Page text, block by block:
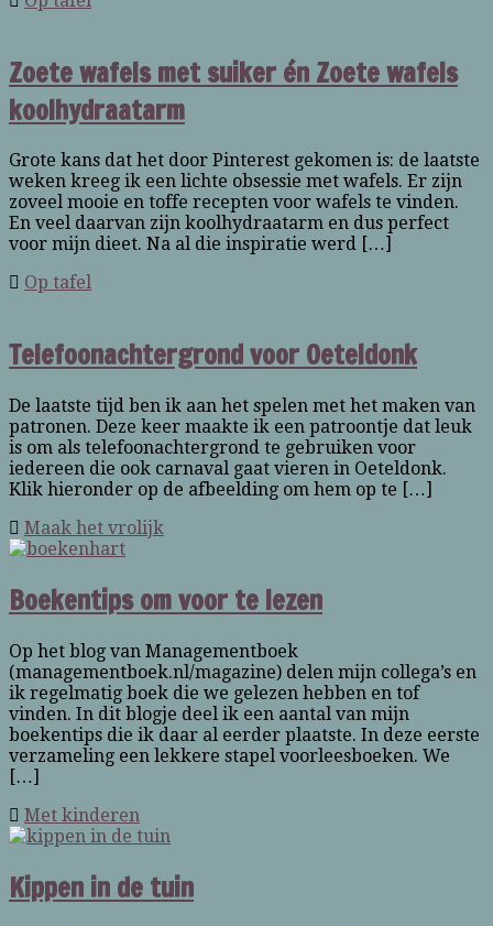
Zoete wafels met suiker én Zoete wafels
koolhydraatarm
Grote kans dat het door Pinterest gekomen is: de laatste
weken kreeg ik een lichte obsessie met wafels. Er zijn
zoveel mooie en toffe recepten voor wafels te vinden.
En veel daarvan zijn koolhydraatarm en dus perfect
voor mijn dieet. Na al die inspiratie werd […]
Op tafel
Telefoonachtergrond voor Oeteldonk
De laatste tijd ben ik aan het spelen met het maken van
patronen. Deze keer maakte ik een patroontje dat leuk
is om als telefoonachtergrond te gebruiken voor
iedereen die ook carnaval gaat vieren in Oeteldonk.
Klik hieronder op de afbeelding om hem op te […]
Maak het vrolijk
Boekentips om voor te lezen
Op het blog van Managementboek
(managementboek.nl/magazine) delen mijn collega’s en
ik regelmatig boek die we gelezen hebben en tof
vinden. In dit blogje deel ik een aantal van mijn
boekentips die ik daar al eerder plaatste. In deze eerste
verzameling een lekkere stapel voorleesboeken. We
[…]
Met kinderen
Kippen in de tuin